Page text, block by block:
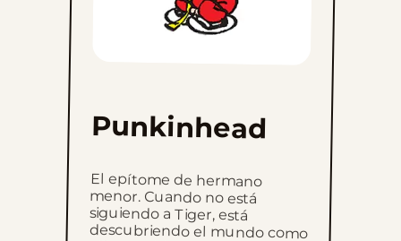
Punkinhead
El epítome de hermano
menor. Cuando no está
siguiendo a Tiger, está
descubriendo el mundo como
sólo un chico sabe hacerlo. Sin
embargo, todavía está en la
edad de aprender lo que está